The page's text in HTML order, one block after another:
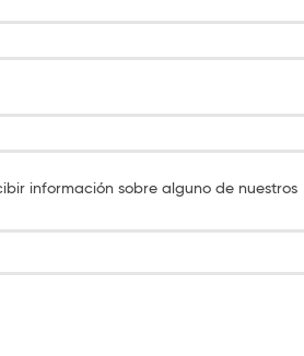
información sobre alguno de nuestros